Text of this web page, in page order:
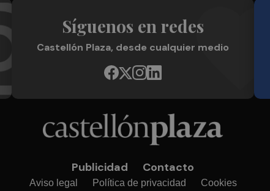
Síguenos en redes
Castellón Plaza, desde cualquier medio
Publicidad Contacto
Aviso legal Política de privacidad Cookies